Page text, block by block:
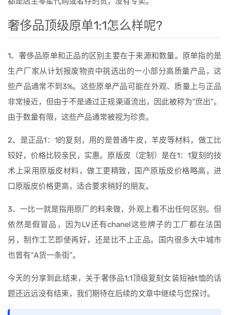
奢侈品顶级原单1:1怎么样呢?
1、奢侈品原单和正品的区别主要在于来源和数量。原单指的是
生产厂家从计划报废物资中挑选出的一小部分高质量产品，这
些产品通常不到3%。这些原单产品可能在外观、质量上与正品
非常接近，但由于不是通过正规渠道流出，因此被称为“庶出”。
由于数量有限，这些产品通常被视为珍贵。
2、是正品1：1的复刻，用的是普通牛皮，羊皮等材料，做工比
较好，价格比较亲民，实惠。原版皮（定制）是在1：1复刻的技
术上采用原版皮材料，做工更精致，国产原版皮价格略高，进
口原版皮价格更高，适合要求稍好的朋友。
3、一比一就是指用原厂的料来做，外观上看不出任何区别。但
依然是假冒品，因为LV还有chanel这些牌子的工厂都在法国
另，制作工艺即使再好，还是比不上正品。国内很多大中城市
也曾有“A货一条街”。
今天的分享到此结束，关于奢侈品1:1顶级复刻女装短袖t恤的话
题还远远没有结束，我们期待在后续的文章中继续与您探讨。